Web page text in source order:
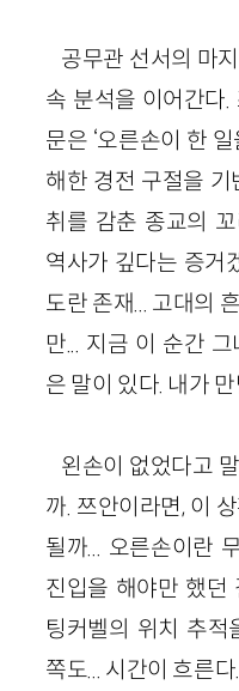
공무관 선서의 마
속 분석을 이어간다.
문은 ‘오른손이 한
해한 경전 구절을
취를 감춘 종교의
역사가 깊다는 증거
도란 존재... 고대의
만... 지금 이 순간
은 말이 있다. 내가
왼손이 없었다고
까. 쯔안이라면, 이
될까... 오른손이란
진입을 해야만 했던
팅커벨의 위치 추
쪽도... 시간이 흐른